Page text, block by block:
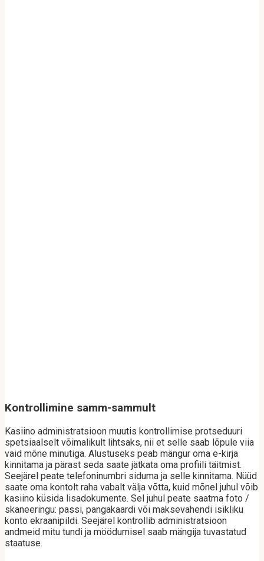
Kontrollimine samm-sammult
Kasiino administratsioon muutis kontrollimise protseduuri
spetsiaalselt võimalikult lihtsaks, nii et selle saab lõpule viia
vaid mõne minutiga. Alustuseks peab mängur oma e-kirja
kinnitama ja pärast seda saate jätkata oma profiili täitmist.
Seejärel peate telefoninumbri siduma ja selle kinnitama. Nüüd
saate oma kontolt raha vabalt välja võtta, kuid mõnel juhul võib
kasiino küsida lisadokumente. Sel juhul peate saatma foto /
skaneeringu: passi, pangakaardi või maksevahendi isikliku
konto ekraanipildi. Seejärel kontrollib administratsioon
andmeid mitu tundi ja möödumisel saab mängija tuvastatud
staatuse.